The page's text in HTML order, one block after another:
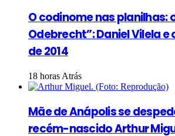
O codinome nas planilhas:
Odebrecht”: Daniel Vilela
de 2014
18 horas Atrás
Mãe de Anápolis se
recém-nascido Arthur